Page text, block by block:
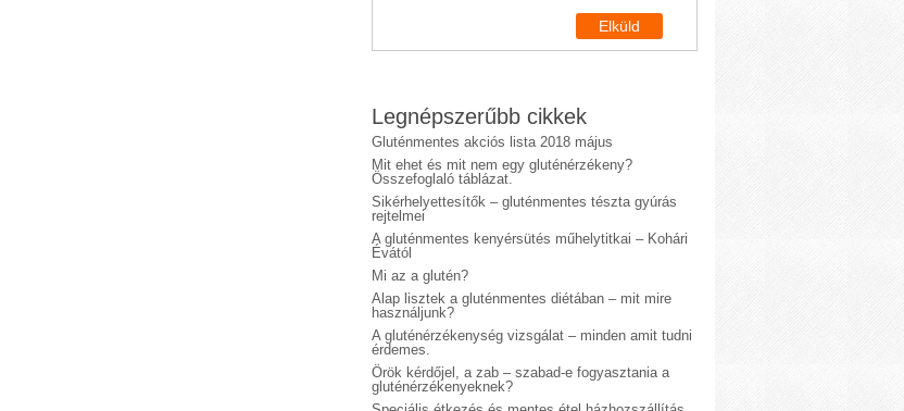
Legnépszerűbb cikkek
Gluténmentes akciós lista 2018 május
Mit ehet és mit nem egy gluténérzékeny?
Összefoglaló táblázat.
Sikérhelyettesítők – gluténmentes tészta gyúrás
rejtelmei
A gluténmentes kenyérsütés műhelytitkai – Kohári
Évától
Mi az a glutén?
Alap lisztek a gluténmentes diétában – mit mire
használjunk?
A gluténérzékenység vizsgálat – minden amit tudni
érdemes.
Örök kérdőjel, a zab – szabad-e fogyasztania a
gluténérzékenyeknek?